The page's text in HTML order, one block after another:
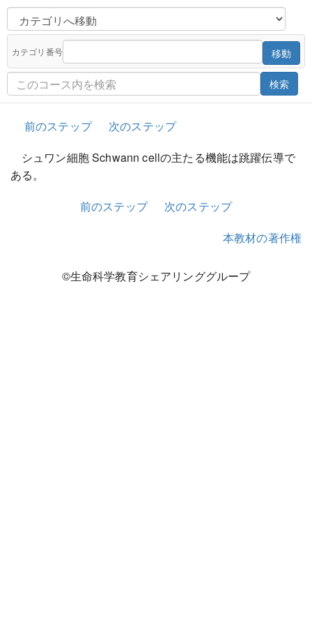
カテゴリ番号 移動
検索
前のステップ
次のステップ
シュワン細胞 Schwann cellの主たる機能は跳躍伝導で
ある。
前のステップ
次のステップ
本教材の著作権
©生命科学教育シェアリンググループ